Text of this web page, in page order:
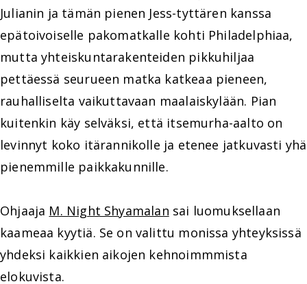
Julianin ja tämän pienen Jess-tyttären kanssa
epätoivoiselle pakomatkalle kohti Philadelphiaa,
mutta yhteiskuntarakenteiden pikkuhiljaa
pettäessä seurueen matka katkeaa pieneen,
rauhalliselta vaikuttavaan maalaiskylään. Pian
kuitenkin käy selväksi, että itsemurha-aalto on
levinnyt koko itärannikolle ja etenee jatkuvasti yhä
pienemmille paikkakunnille.
Ohjaaja M. Night Shyamalan sai luomuksellaan
kaameaa kyytiä. Se on valittu monissa yhteyksissä
yhdeksi kaikkien aikojen kehnoimmmista
elokuvista.